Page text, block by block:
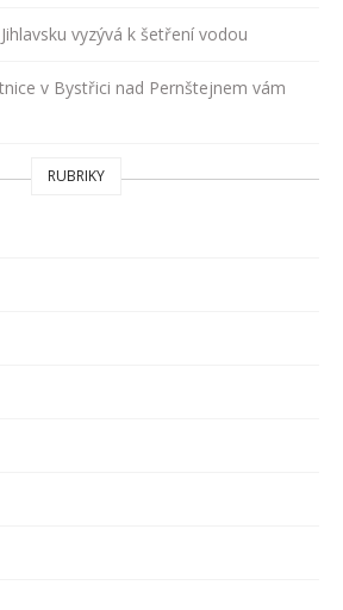
vyzývá k šetření vodou
v Bystřici nad Pernštejnem vám
RUBRIKY